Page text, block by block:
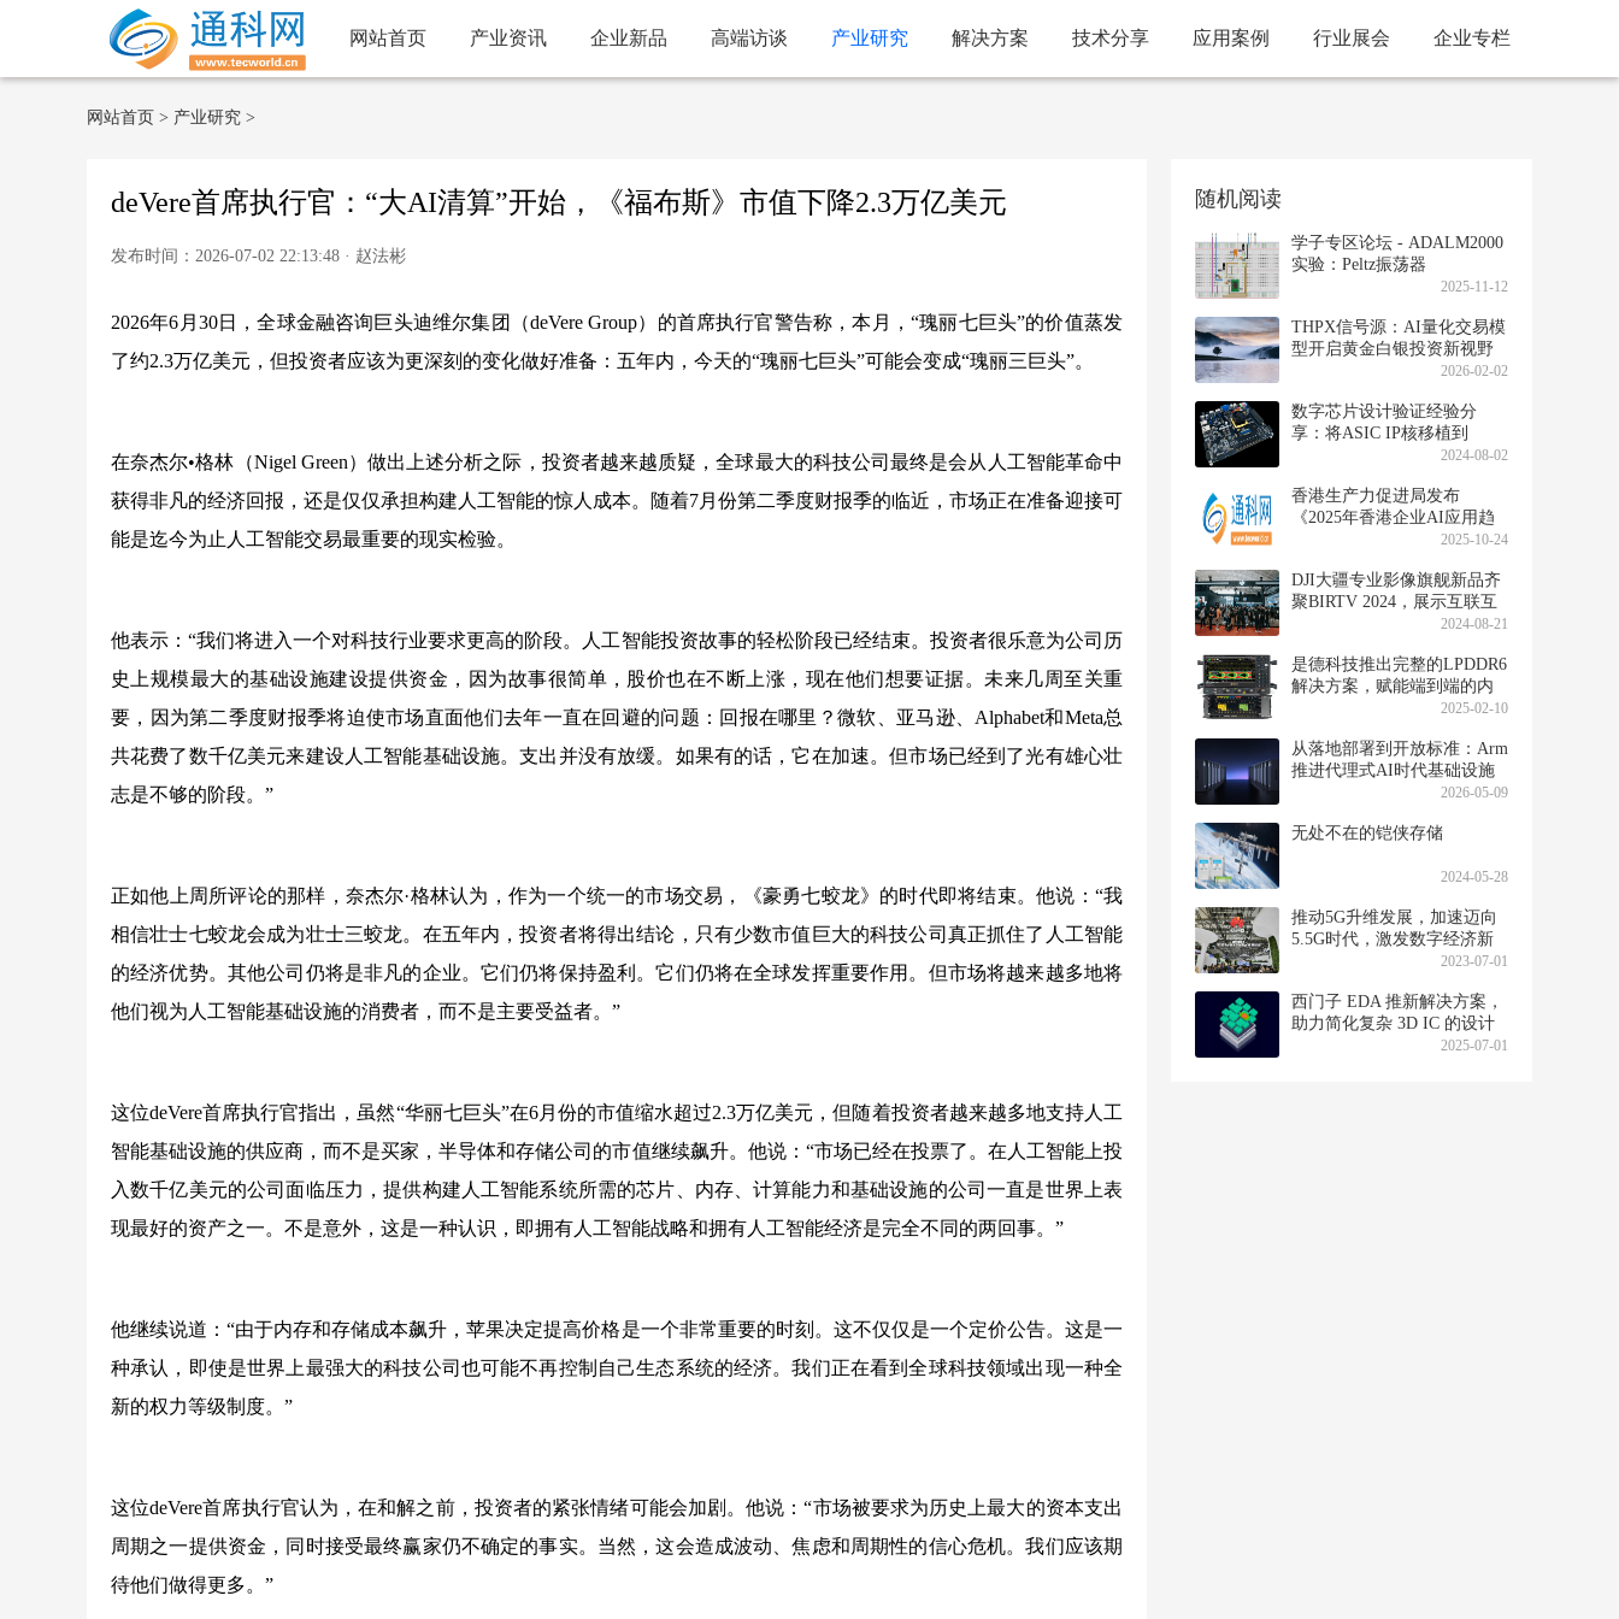
网站首页 产业资讯 企业新品 高端访谈 产业研究 解决方案 技术分享 应用案例 行业展会 企业专栏
网站首页 > 产业研究 >
deVere首席执行官：“大AI清算”开始，《福布斯》市值下降2.3万亿美元
发布时间：2026-07-02 22:13:48 · 赵法彬
2026年6月30日，全球金融咨询巨头迪维尔集团（deVere Group）的首席执行官警告称，本月，“瑰丽七巨头”的价值蒸发
了约2.3万亿美元，但投资者应该为更深刻的变化做好准备：五年内，今天的“瑰丽七巨头”可能会变成“瑰丽三巨头”。
在奈杰尔•格林（Nigel Green）做出上述分析之际，投资者越来越质疑，全球最大的科技公司最终是会从人工智能革命中
获得非凡的经济回报，还是仅仅承担构建人工智能的惊人成本。随着7月份第二季度财报季的临近，市场正在准备迎接可
能是迄今为止人工智能交易最重要的现实检验。
他表示：“我们将进入一个对科技行业要求更高的阶段。人工智能投资故事的轻松阶段已经结束。投资者很乐意为公司历
史上规模最大的基础设施建设提供资金，因为故事很简单，股价也在不断上涨，现在他们想要证据。未来几周至关重
要，因为第二季度财报季将迫使市场直面他们去年一直在回避的问题：回报在哪里？微软、亚马逊、Alphabet和Meta总
共花费了数千亿美元来建设人工智能基础设施。支出并没有放缓。如果有的话，它在加速。但市场已经到了光有雄心壮
志是不够的阶段。”
正如他上周所评论的那样，奈杰尔·格林认为，作为一个统一的市场交易，《豪勇七蛟龙》的时代即将结束。他说：“我
相信壮士七蛟龙会成为壮士三蛟龙。在五年内，投资者将得出结论，只有少数市值巨大的科技公司真正抓住了人工智能
的经济优势。其他公司仍将是非凡的企业。它们仍将保持盈利。它们仍将在全球发挥重要作用。但市场将越来越多地将
他们视为人工智能基础设施的消费者，而不是主要受益者。”
这位deVere首席执行官指出，虽然“华丽七巨头”在6月份的市值缩水超过2.3万亿美元，但随着投资者越来越多地支持人工
智能基础设施的供应商，而不是买家，半导体和存储公司的市值继续飙升。他说：“市场已经在投票了。在人工智能上投
入数千亿美元的公司面临压力，提供构建人工智能系统所需的芯片、内存、计算能力和基础设施的公司一直是世界上表
现最好的资产之一。不是意外，这是一种认识，即拥有人工智能战略和拥有人工智能经济是完全不同的两回事。”
他继续说道：“由于内存和存储成本飙升，苹果决定提高价格是一个非常重要的时刻。这不仅仅是一个定价公告。这是一
种承认，即使是世界上最强大的科技公司也可能不再控制自己生态系统的经济。我们正在看到全球科技领域出现一种全
新的权力等级制度。”
这位deVere首席执行官认为，在和解之前，投资者的紧张情绪可能会加剧。他说：“市场被要求为历史上最大的资本支出
周期之一提供资金，同时接受最终赢家仍不确定的事实。当然，这会造成波动、焦虑和周期性的信心危机。我们应该期
待他们做得更多。”
随机阅读
学子专区论坛 - ADALM2000
实验：Peltz振荡器
2025-11-12
THPX信号源：AI量化交易模
型开启黄金白银投资新视野
2026-02-02
数字芯片设计验证经验分
享：将ASIC IP核移植到
FPGA上——更新概念并推动
2024-08-02
香港生产力促进局发布
《2025年香港企业AI应用趋
2025-10-24
DJI大疆专业影像旗舰新品齐
聚BIRTV 2024，展示互联互
2024-08-21
是德科技推出完整的LPDDR6
解决方案，赋能端到端的内
2025-02-10
从落地部署到开放标准：Arm
推进代理式AI时代基础设施
2026-05-09
无处不在的铠侠存储
2024-05-28
推动5G升维发展，加速迈向
5.5G时代，激发数字经济新
2023-07-01
西门子 EDA 推新解决方案，
助力简化复杂 3D IC 的设计
2025-07-01